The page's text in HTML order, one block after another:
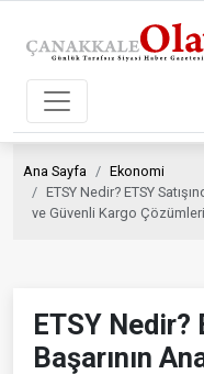
Ana Sayfa
Ekonomi
ETSY Nedir? ETSY
ve Güvenli Kargo Çözümleri
ETSY Nedir?
Başarının